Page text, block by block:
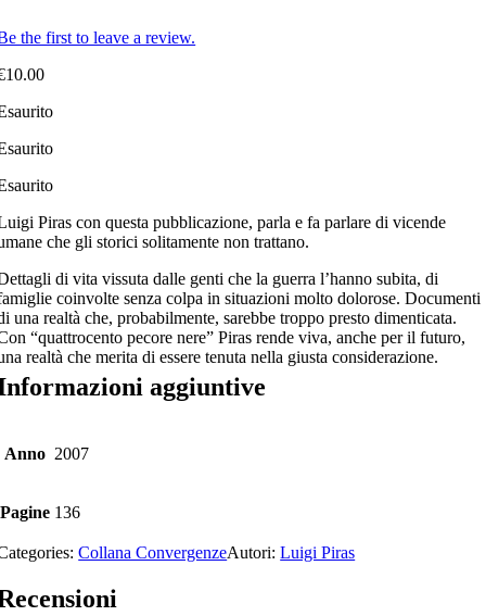
the first to leave a review.
10.00
Piras con questa pubblicazione, parla e fa parlare di vicende
che gli storici solitamente non trattano.
di vita vissuta dalle genti che la guerra l’hanno subita, di
coinvolte senza colpa in situazioni molto dolorose. Documenti
una realtà che, probabilmente, sarebbe troppo presto dimenticata.
“quattrocento pecore nere” Piras rende viva, anche per il futuro,
realtà che merita di essere tenuta nella giusta considerazione.
aggiuntive
Anno 2007
Pagine 136
Collana ConvergenzeAutori:Luigi Piras